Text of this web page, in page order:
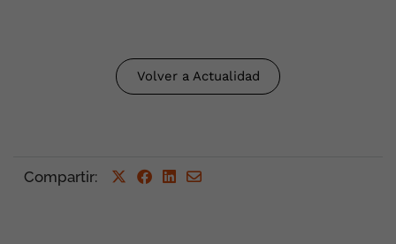
Volver a Actualidad
Compartir: